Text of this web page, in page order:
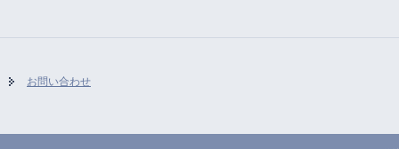
お問い合わせ